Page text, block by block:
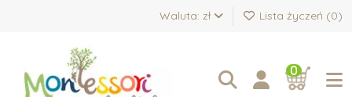
Waluta: zł Lista życzeń (0)
0